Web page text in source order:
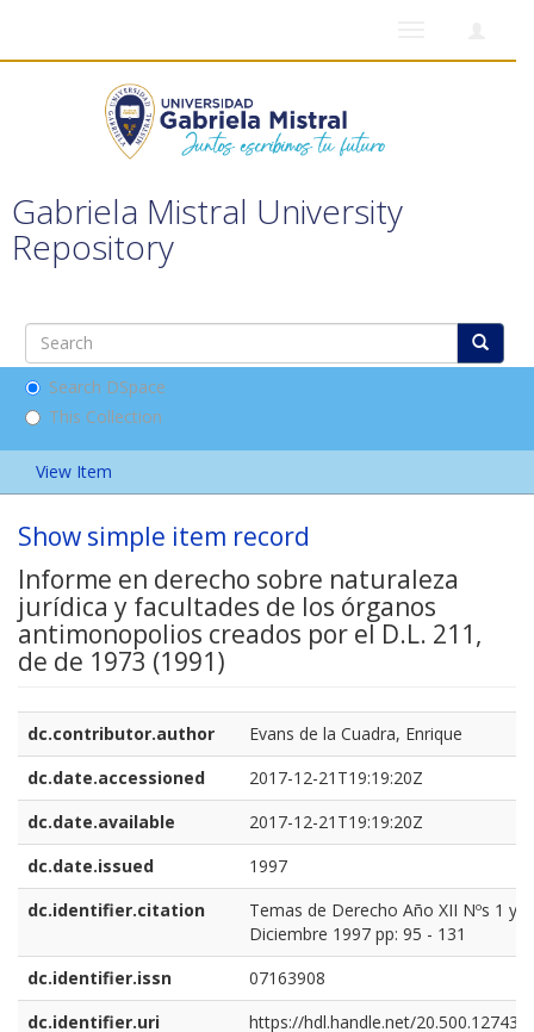
Gabriela Mistral University
Repository
Search DSpace
This Collection
View Item
Show simple item record
Informe en derecho sobre naturaleza
jurídica y facultades de los órganos
antimonopolios creados por el D.L. 211,
de de 1973 (1991)
dc.contributor.author
Evans de la Cuadra, Enrique
dc.date.accessioned
2017-12-21T19:19:20Z
dc.date.available
2017-12-21T19:19:20Z
dc.date.issued
1997
dc.identifier.citation
Temas de Derecho Año XII Nºs 1 y
Diciembre 1997 pp: 95 - 131
dc.identifier.issn
07163908
dc.identifier.uri
https://hdl.handle.net/20.500.12743/